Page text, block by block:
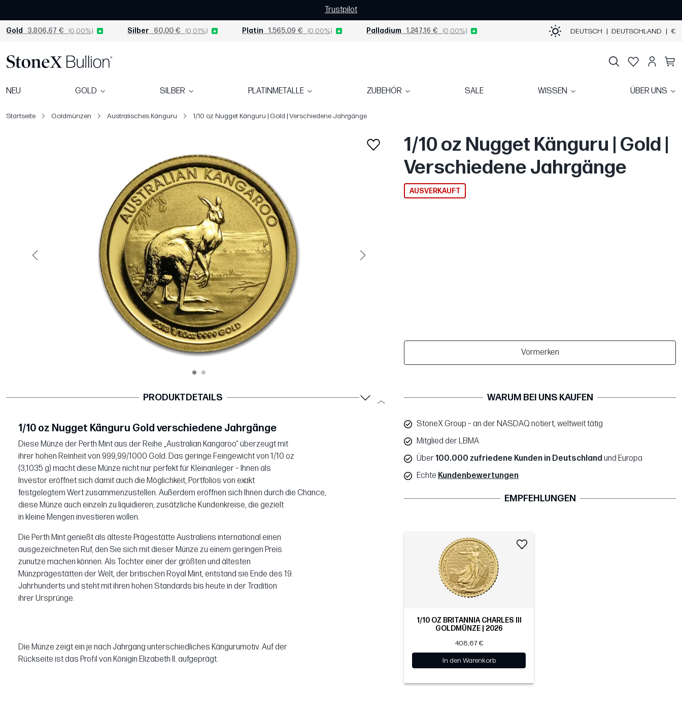
Trustpilot
Gold 3.806,67 € (0,00%) Silber 60,00 € (0,01%) Platin 1.565,09 € (0,00%) Palladium 1.247,16 € (0,00%) DEUTSCH | DEUTSCHLAND | €
NEU GOLD SILBER PLATINMETALLE ZUBEHÖR SALE WISSEN ÜBER UNS
Startseite Goldmünzen Australisches Känguru 1/10 oz Nugget Känguru | Gold | Verschiedene Jahrgänge
Vorige Weiter
1/10 oz Nugget Känguru | Gold |
Verschiedene Jahrgänge
AUSVERKAUFT
Vormerken
PRODUKTDETAILS
1/10 oz Nugget Känguru Gold verschiedene Jahrgänge
Diese Münze der Perth Mint aus der Reihe „Australian Kangaroo“ überzeugt mit
ihrer hohen Reinheit von 999,99/1000 Gold. Das geringe Feingewicht von 1/10 oz
(3,1035 g) macht diese Münze nicht nur perfekt für Kleinanleger – Ihnen als
Investor eröffnet sich damit auch die Möglichkeit, Portfolios von exakt
festgelegtem Wert zusammenzustellen. Außerdem eröffnen sich Ihnen durch die Chance,
diese Münze auch einzeln zu liquidieren, zusätzliche Kundenkreise, die gezielt
in kleine Mengen investieren wollen.
Die Perth Mint genießt als älteste Prägestätte Australiens international einen
ausgezeichneten Ruf, den Sie sich mit dieser Münze zu einem geringen Preis
zunutze machen können. Als Tochter einer der größten und ältesten
Münzprägestätten der Welt, der britischen Royal Mint, entstand sie Ende des 19.
Jahrhunderts und steht mit ihren hohen Standards bis heute in der Tradition
ihrer Ursprünge.
Die Münze zeigt ein je nach Jahrgang unterschiedliches Kängurumotiv. Auf der
Rückseite ist das Profil von Königin Elizabeth II. aufgeprägt.
WARUM BEI UNS KAUFEN
StoneX Group – an der NASDAQ notiert, weltweit tätig
Mitglied der LBMA
Über100.000 zufriedene Kunden in Deutschlandund Europa
Echte Kundenbewertungen
EMPFEHLUNGEN
1/10 OZ BRITANNIA CHARLES III
GOLDMÜNZE | 2026
408,67 €
In den Warenkorb